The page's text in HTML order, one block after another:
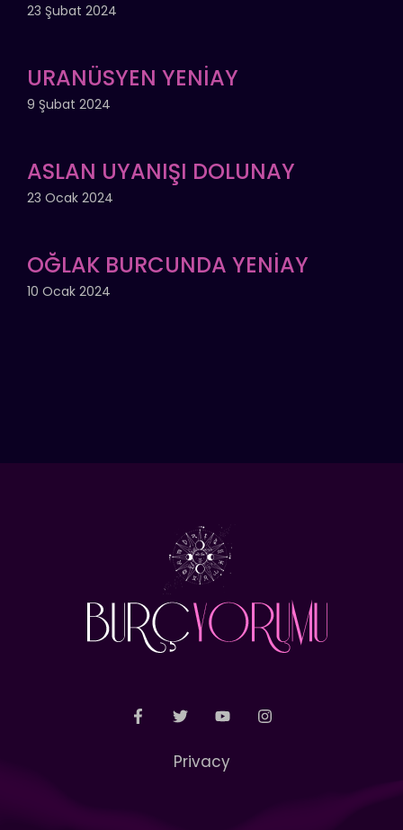
23 Şubat 2024
URANÜSYEN YENİAY
9 Şubat 2024
ASLAN UYANIŞI DOLUNAY
23 Ocak 2024
OĞLAK BURCUNDA YENİAY
10 Ocak 2024
Privacy